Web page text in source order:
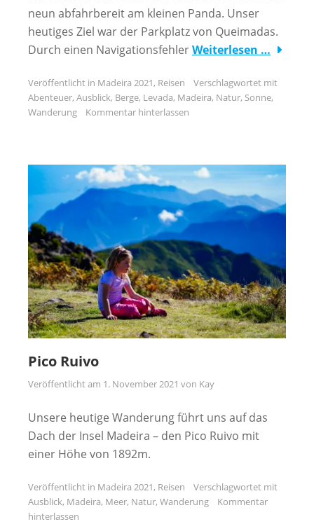
neun abfahrbereit am kleinen Panda. Unser
heutiges Ziel war der Parkplatz von Queimadas.
Durch einen NavigationsfehlerWeiterlesen …
Veröffentlicht in Madeira 2021, Reisen
Verschlagwortet mit
Abenteuer, Ausblick, Berge, Levada, Madeira, Natur, Sonne,
Wanderung
Kommentar hinterlassen
Pico Ruivo
Veröffentlicht am 1. November 2021 von Kay
Unsere heutige Wanderung führt uns auf das
Dach der Insel Madeira – den Pico Ruivo mit
einer Höhe von 1892m.
Veröffentlicht in Madeira 2021, Reisen
Verschlagwortet mit
Ausblick, Madeira, Meer, Natur, Wanderung
Kommentar
hinterlassen